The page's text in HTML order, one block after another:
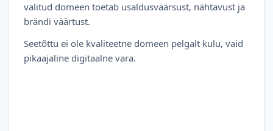
valitud domeen toetab usaldusväärsust, nähtavust ja
brändi väärtust.
Seetõttu ei ole kvaliteetne domeen pelgalt kulu, vaid
pikaajaline digitaalne vara.